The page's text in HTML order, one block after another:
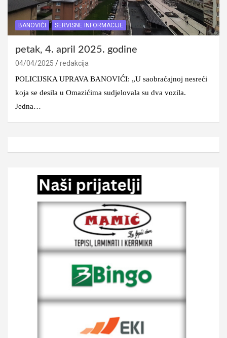
BANOVIĆI SERVISNE INFORMACIJE
petak, 4. april 2025. godine
04/04/2025
redakcija
POLICIJSKA UPRAVA BANOVIĆI: „U saobraćajnoj nesreći
koja se desila u Omazićima sudjelovala su dva vozila.
Jedna…